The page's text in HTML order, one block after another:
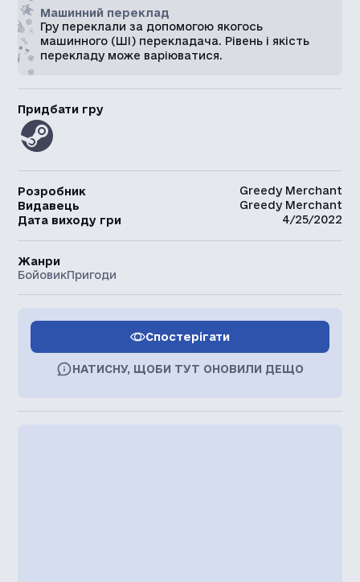
Машинний переклад
Гру переклали за допомогою якогось
машинного (ШІ) перекладача. Рівень і якість
перекладу може варіюватися.
Придбати гру
Розробник
Greedy Merchant
Видавець
Greedy Merchant
Дата виходу гри
4/25/2022
Жанри
БойовикПригоди
Спостерігати
НАТИСНУ, ЩОБИ ТУТ ОНОВИЛИ ДЕЩО